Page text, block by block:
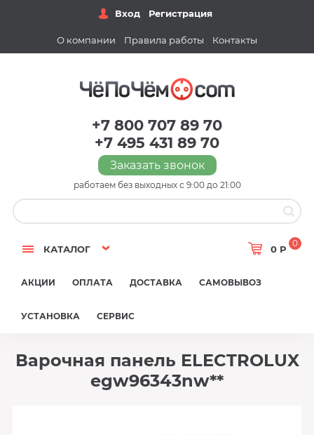
Вход Регистрация
О компании Правила работы Контакты
+7 800 707 89 70
+7 495 431 89 70
Заказать звонок
работаем без выходных с 9:00 до 21:00
КАТАЛОГ 0 Р
0
АКЦИИ ОПЛАТА ДОСТАВКА САМОВЫВОЗ
УСТАНОВКА СЕРВИС
Варочная панель ELECTROLUX
egw96343nw**